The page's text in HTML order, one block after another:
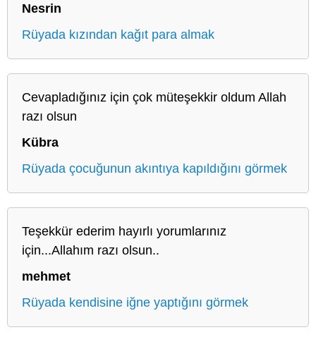
Nesrin
Rüyada kızından kağıt para almak
Cevapladığınız için çok müteşekkir oldum Allah
razı olsun
Kübra
Rüyada çocuğunun akıntıya kapıldığını görmek
Teşekkür ederim hayırlı yorumlarınız
için...Allahım razı olsun..
mehmet
Rüyada kendisine iğne yaptığını görmek